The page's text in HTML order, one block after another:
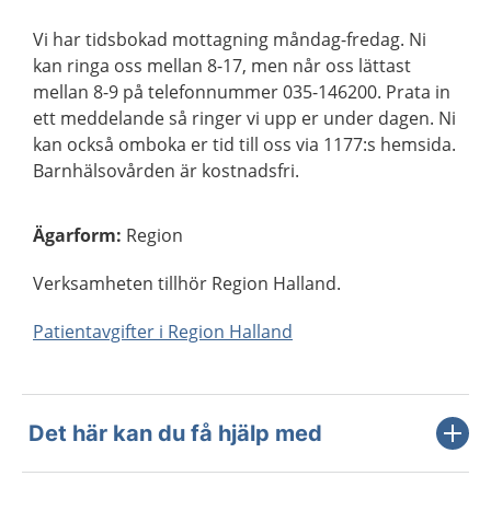
Vi har tidsbokad mottagning måndag-fredag. Ni
kan ringa oss mellan 8-17, men når oss lättast
mellan 8-9 på telefonnummer 035-146200. Prata in
ett meddelande så ringer vi upp er under dagen. Ni
kan också omboka er tid till oss via 1177:s hemsida.
Barnhälsovården är kostnadsfri.
Ägarform: Region
Verksamheten tillhör Region Halland.
Patientavgifter i Region Halland
Det här kan du få hjälp med